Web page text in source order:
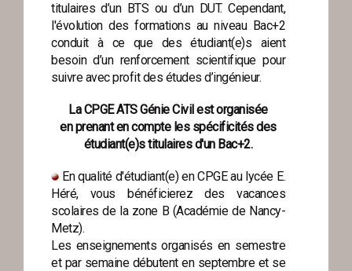
titulaires d’un BTS ou d’un DUT. Cependant,
l'évolution des formations au niveau Bac+2
conduit à ce que des étudiant(e)s aient
besoin d’un renforcement scientifique pour
suivre avec profit des études d’ingénieur.
La CPGE ATS Génie Civil est organisée
en prenant en compte les spécificités des
étudiant(e)s titulaires d'un Bac+2.
En qualité d'étudiant(e) en CPGE au lycée E.
Héré, vous bénéficierez des vacances
scolaires de la zone B (Académie de Nancy-
Metz).
Les enseignements organisés en semestre
et par semaine débutent en septembre et se